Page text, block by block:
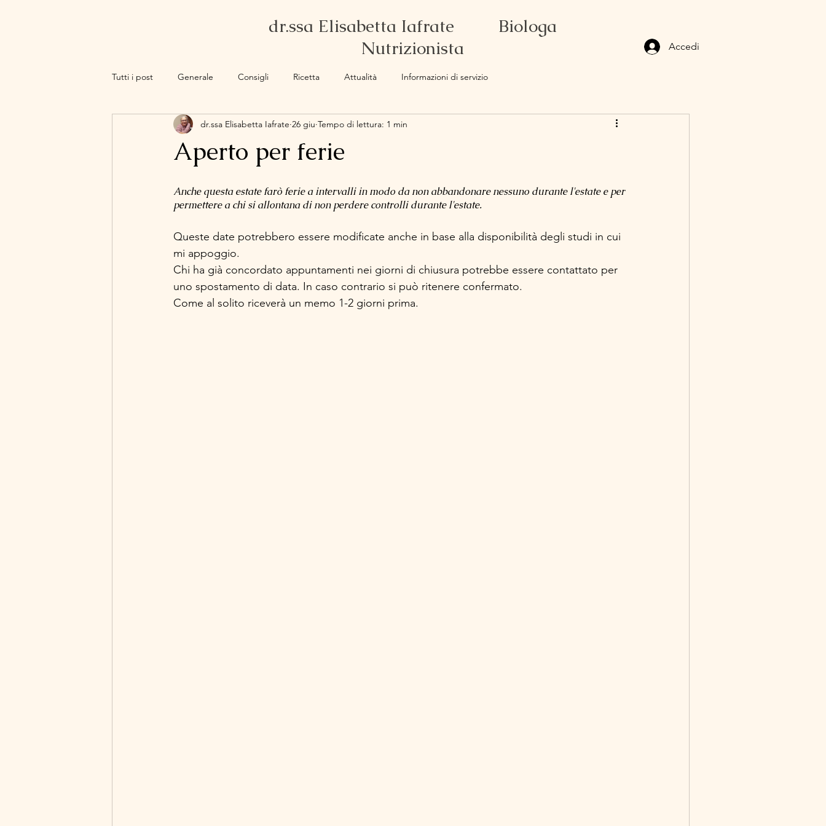
Accedi
Tutti i post Generale Consigli Ricetta Attualità Informazioni di servizio
Aperto per ferie
dr.ssa Elisabetta Iafrate 26 giu Tempo di lettura: 1 min
Anche questa estate farò ferie a intervalli in modo da non abbandonare nessuno durante l'estate e per
permettere a chi si allontana di non perdere controlli durante l'estate.
Queste date potrebbero essere modificate anche in base alla disponibilità degli studi in cui
mi appoggio.
Chi ha già concordato appuntamenti nei giorni di chiusura potrebbe essere contattato per
uno spostamento di data. In caso contrario si può ritenere confermato.
Come al solito riceverà un memo 1-2 giorni prima.
dr.ssa Elisabetta Iafrate Biologa
Nutrizionista